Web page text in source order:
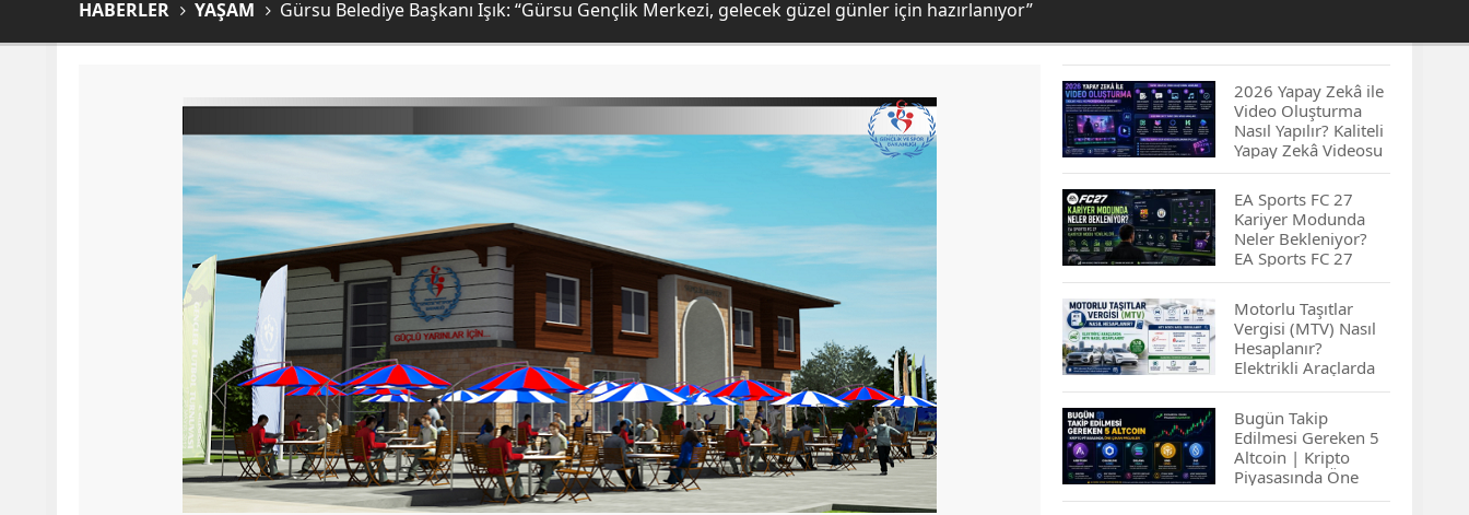
HABERLER YAŞAM Gürsu Belediye Başkanı Işık: “Gürsu Gençlik Merkezi, gelecek güzel günler için hazırlanıyor”
2026 Yapay Zekâ ile
Video Oluşturma
Nasıl Yapılır? Kaliteli
Yapay Zekâ Videosu
Hazırlamanın
İpuçları...
EA Sports FC 27
Kariyer Modunda
Neler Bekleniyor?
EA Sports FC 27
Kariyer Modu
Yenilikleri…
Motorlu Taşıtlar
Vergisi (MTV) Nasıl
Hesaplanır?
Elektrikli Araçlarda
MTV Nasıl
Hesaplanır? MTV
Borcu Nasıl
Sorgulanır?
Bugün Takip
Edilmesi Gereken 5
Altcoin | Kripto
Piyasasında Öne
Çıkan Projeler